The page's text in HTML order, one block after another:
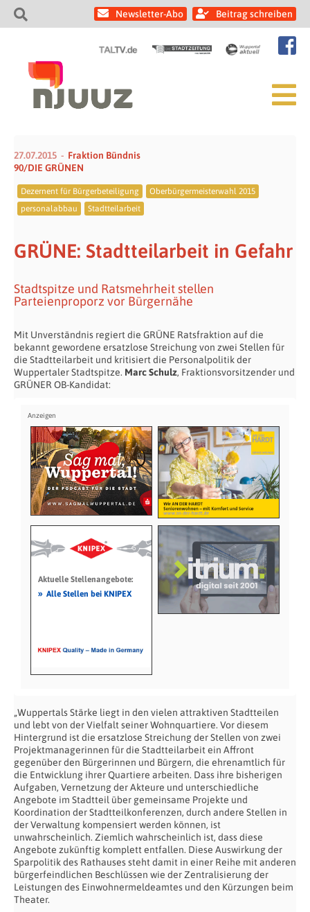
Newsletter-Abo Beitrag schreiben
27.07.2015
Fraktion Bündnis
90/DIE GRÜNEN
Dezernent für Bürgerbeteiligung
Oberbürgermeisterwahl 2015
personalabbau
Stadtteilarbeit
GRÜNE: Stadtteilarbeit in Gefahr
Stadtspitze und Ratsmehrheit stellen
Parteienproporz vor Bürgernähe
Mit Unverständnis regiert die GRÜNE Ratsfraktion auf die
bekannt gewordene ersatzlose Streichung von zwei Stellen für
die Stadtteilarbeit und kritisiert die Personalpolitik der
Wuppertaler Stadtspitze. Marc Schulz, Fraktionsvorsitzender und
GRÜNER OB-Kandidat:
Aktuelle Stellenangebote:
» Alle Stellen bei KNIPEX
„Wuppertals Stärke liegt in den vielen attraktiven Stadtteilen
und lebt von der Vielfalt seiner Wohnquartiere. Vor diesem
Hintergrund ist die ersatzlose Streichung der Stellen von zwei
Projektmanagerinnen für die Stadtteilarbeit ein Affront
gegenüber den Bürgerinnen und Bürgern, die ehrenamtlich für
die Entwicklung ihrer Quartiere arbeiten. Dass ihre bisherigen
Aufgaben, Vernetzung der Akteure und unterschiedliche
Angebote im Stadtteil über gemeinsame Projekte und
Koordination der Stadtteilkonferenzen, durch andere Stellen in
der Verwaltung kompensiert werden können, ist
unwahrscheinlich. Ziemlich wahrscheinlich ist, dass diese
Angebote zukünftig komplett entfallen. Diese Auswirkung der
Sparpolitik des Rathauses steht damit in einer Reihe mit anderen
bürgerfeindlichen Beschlüssen wie der Zentralisierung der
Leistungen des Einwohnermeldeamtes und den Kürzungen beim
Theater.